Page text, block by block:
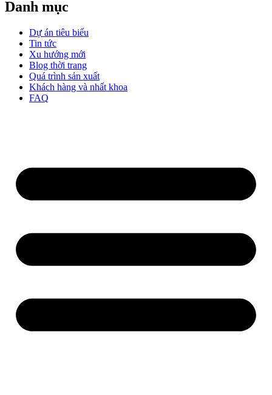
Danh mục
Dự án tiêu biểu
Tin tức
Xu hướng mới
Blog thời trang
Quá trình sản xuất
Khách hàng và nhất khoa
FAQ